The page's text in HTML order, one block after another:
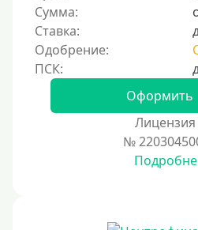
Через Юнистрим (Unistream)
На Вебмани
ВТБ
Виза (Visa)
Тинькофф
На карту Кукуруза
Сумма:
Ставка:
Одобрение:
Оформить
№